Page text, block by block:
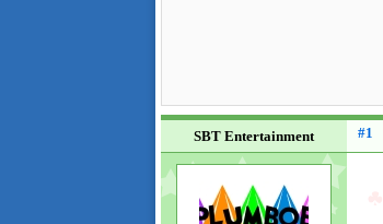
SBT Entertainment #1